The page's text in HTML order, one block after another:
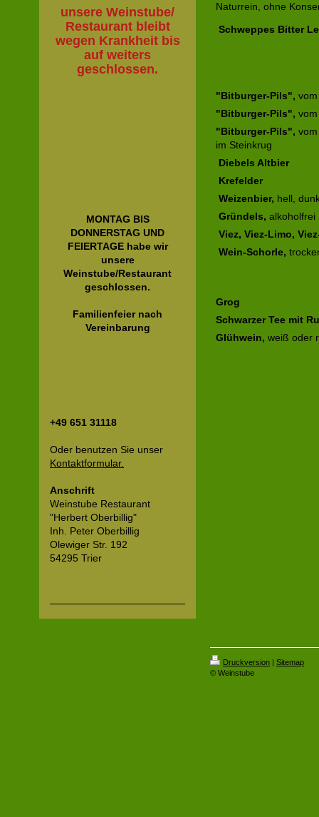
unsere Weinstube/
Restaurant bleibt
wegen Krankheit bis
auf weiters
geschlossen.
MONTAG BIS
DONNERSTAG UND
FEIERTAGE habe wir
unsere
Weinstube/Restaurant
geschlossen.
Familienfeier nach
Vereinbarung
+49 651 31118
Oder benutzen Sie unser
Kontaktformular.
Anschrift
Weinstube Restaurant
"Herbert Oberbillig"
Inh. Peter Oberbillig
Olewiger Str. 192
54295 Trier
Naturrein, ohne
Schweppes Bitter
"Bitburger-Pils",
"Bitburger-Pils",
"Bitburger-Pils",
im Steinkrug
Diebels Altbier
Krefelder
Weizenbier, hell,
Gründels, alkoholfrei
Viez, Viez-Limo,
Wein-Schorle,
Grog
Schwarzer Tee mit
Glühwein, weiß oder
Druckversion | Sitemap
© Weinstube